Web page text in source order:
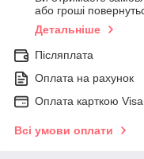
або гроші
Детальніше
Післяплата
Оплата на рахунок
Оплата карткою
Всі умови оплати